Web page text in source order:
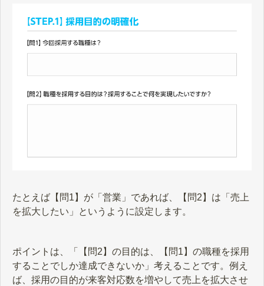
たとえば【問1】が「営業」であれば、【問2】は「売上
を拡大したい」というように設定します。
ポイントは、「【問2】の目的は、【問1】の職種を採用
することでしか達成できないか」考えることです。例え
ば、採用の目的が来客対応数を増やして売上を拡大させ